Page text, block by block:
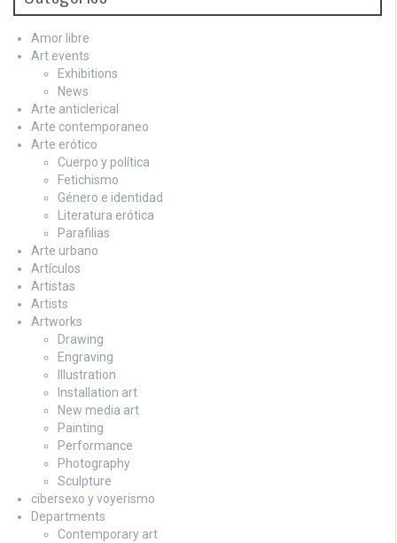
Amor libre
Art events
Exhibitions
News
Arte anticlerical
Arte contemporaneo
Arte erótico
Cuerpo y política
Fetichismo
Género e identidad
Literatura erótica
Parafilias
Arte urbano
Artículos
Artistas
Artists
Artworks
Drawing
Engraving
Illustration
Installation art
New media art
Painting
Performance
Photography
Sculpture
cibersexo y voyerismo
Departments
Contemporary art